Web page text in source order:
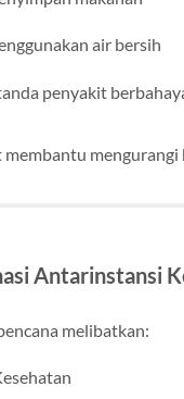
air bersih
penyakit
membantu mengurangi
Antarinstansi
melibatkan: